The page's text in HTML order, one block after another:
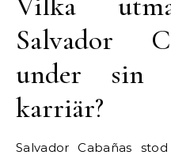
Salvador
under sin
karriär?
Salvador Cabañas